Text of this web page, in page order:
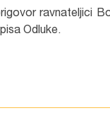
ravnateljici
Odluke.